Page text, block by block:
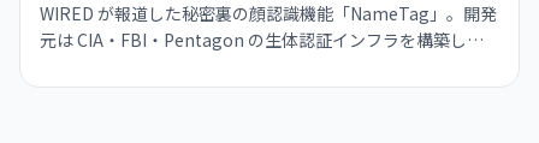
WIRED が報道した秘密裏の顔認識機能「NameTag」。開発
元は CIA・FBI・Pentagon の生体認証インフラを構築して
5,000万人以上のユーザーへ配布されていた。